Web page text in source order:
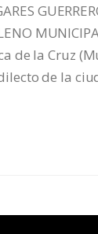
de la Cruz
de la